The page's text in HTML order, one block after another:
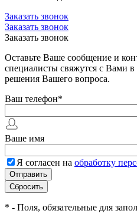
Заказать звонок
Заказать звонок
Заказать звонок
Оставьте Ваше сообщение и
специалисты свяжутся с Вами
решения Вашего вопроса.
Ваш телефон*
Ваше имя
Я согласен на обработку
* - Поля, обязательные для